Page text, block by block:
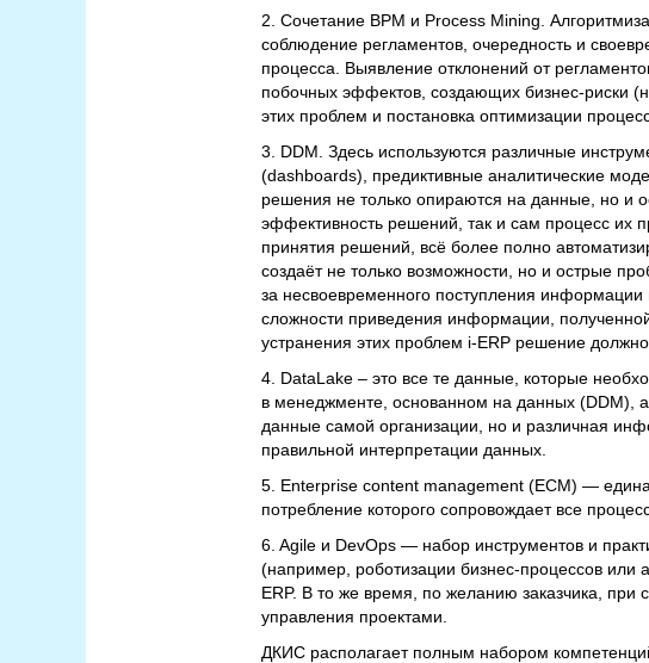
2. Сочетание BPM и Process Mining.
соблюдение регламентов, очередность и
процесса. Выявление отклонений от
побочных эффектов, создающих бизнес-риски
этих проблем и постановка оптимизации
3. DDM. Здесь используются различные
(dashboards), предиктивные аналитические
решения не только опираются на данные, но
эффективность решений, так и сам процесс их
принятия решений, всё более полно
создаёт не только возможности, но и острые
за несвоевременного поступления
сложности приведения информации,
устранения этих проблем i-ERP решение
4. DataLake – это все те данные, которые
в менеджменте, основанном на данных (DDM),
данные самой организации, но и различная
правильной интерпретации данных.
5. Enterprise content management (ECM) —
потребление которого сопровождает все
6. Agile и DevOps — набор инструментов и
(например, роботизации бизнес-процессов или
ERP. В то же время, по желанию заказчика, при
управления проектами.
ДКИС располагает полным набором